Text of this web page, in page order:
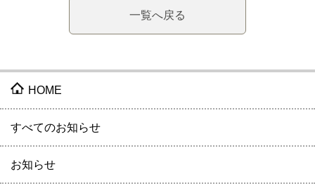
一覧へ戻る
HOME
すべてのお知らせ
お知らせ